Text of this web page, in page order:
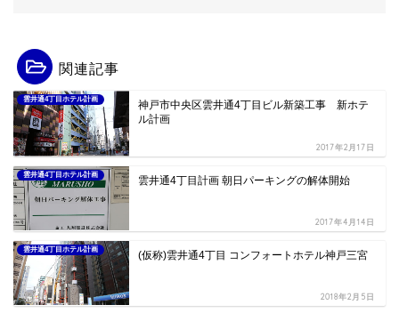
関連記事
雲井通4丁目ホテル計画
神戸市中央区雲井通4丁目ビル新築工事 新ホテ
ル計画
2017年2月17日
雲井通4丁目ホテル計画 雲井通4丁目計画 朝日パーキングの解体開始
2017年4月14日
雲井通4丁目ホテル計画 (仮称)雲井通4丁目 コンフォートホテル神戸三宮
2018年2月5日